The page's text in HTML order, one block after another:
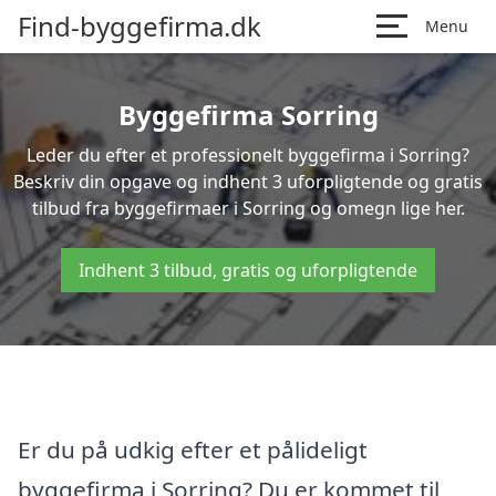
Find-byggefirma.dk Menu
Byggefirma Sorring
Leder du efter et professionelt byggefirma i Sorring?
Beskriv din opgave og indhent 3 uforpligtende og gratis
tilbud fra byggefirmaer i Sorring og omegn lige her.
Indhent 3 tilbud, gratis og uforpligtende
Er du på udkig efter et pålideligt
byggefirma i Sorring? Du er kommet til